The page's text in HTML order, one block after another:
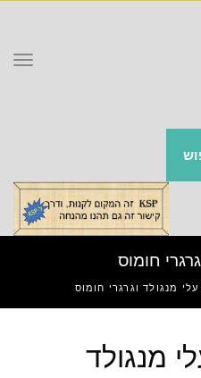
חומוס
מנגולד וגרגרי חומוס
מנגולד